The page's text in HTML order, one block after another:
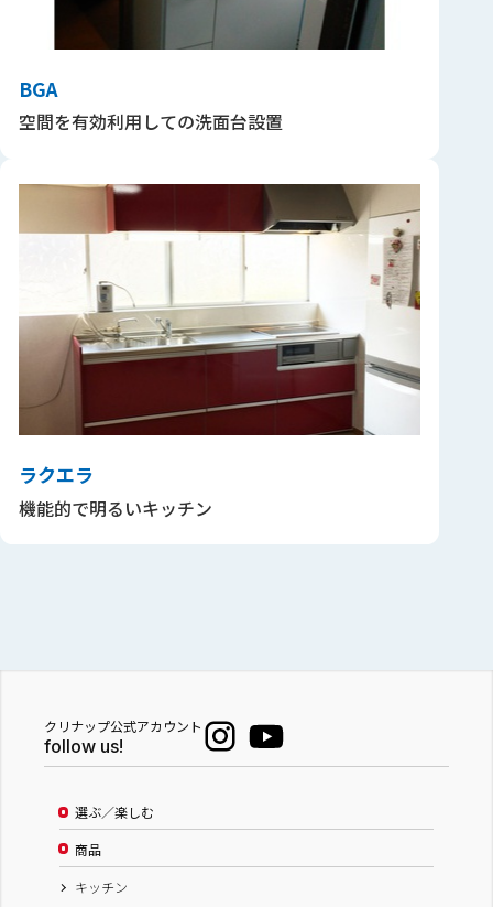
BGA
空間を有効利用しての洗面台設置
ラクエラ
機能的で明るいキッチン
クリナップ公式アカウント
follow us!
選ぶ／楽しむ
商品
キッチン